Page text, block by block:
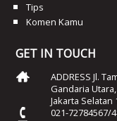
Tips
Komen Kamu
GET IN TOUCH
ADDRESS Jl.
Gandaria
Jakarta Selatan
021-72784567/